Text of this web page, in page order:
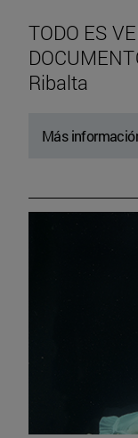
TODO ES
Ribalta
Más